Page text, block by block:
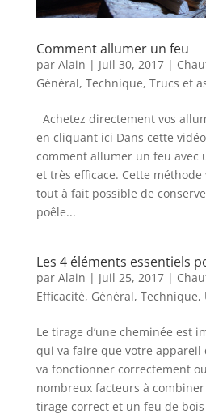
Comment allumer un feu
par Alain | Juil 30, 2017|
Général, Technique, Trucs et
Achetez directement vos
en cliquant ici Dans cette
comment allumer un feu avec
et très efficace. Cette méthode
tout à fait possible de
poêle...
Les 4 éléments essentiels
par Alain | Juil 25, 2017|
Efficacité, Général, Technique,
Le tirage d’une cheminée est
qui va faire que votre appareil
va fonctionner correctement
nombreux facteurs à
tirage correct et un feu de